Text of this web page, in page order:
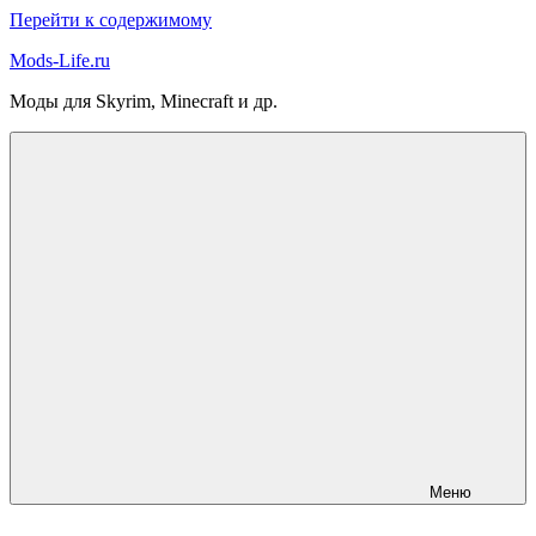
Перейти к содержимому
Mods-Life.ru
Моды для Skyrim, Minecraft и др.
Меню